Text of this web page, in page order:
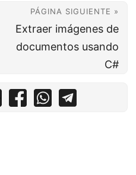
PÁGINA SIGUIENTE »
Extraer imágenes de
documentos usando
C#